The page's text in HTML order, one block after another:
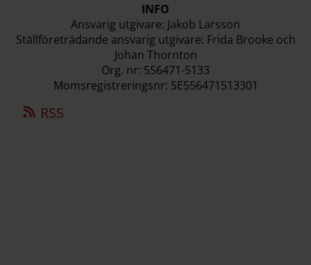
INFO
Ansvarig utgivare: Jakob Larsson
Ställföreträdande ansvarig utgivare: Frida Brooke och
Johan Thornton
Org. nr: 556471-5133
Momsregistreringsnr: SE556471513301
RSS